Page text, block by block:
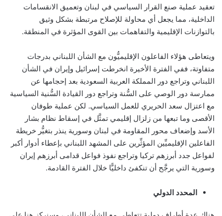
تعقيد عملية صنع القرار السياسي في لبنان وتعميق الانقسامات
الداخلية، مما يجعل أي محاولة للإصلاح مرتبطة بشكل وثيق
بالتوازنات الإقليمية والتفاهمات بين القوى المؤثرة في المنطقة.
ويتعاطى هؤلاء الفاعلون الإقليميُّون مع الشأن اللبناني بدرجات
متفاوتة، ففي الفترة الأخيرة انخرطت إسرائيل وإيران في الشأن
اللبناني وتراجع دور المملكة العربية السعودية بعد إحجامها عن
ممارسة دور الوصي على السُّنة وتراجع دور القيادة السُّنية السياسية
مع اعتزال سعد الحريري للعمل السياسي. لكن عملية طوفان
الأقصى وما تبعها من زلزال إقليمي تمثَّل في إسقاط نظام بشار
الأسد وإضعاف محور المقاومة في لبنان وسورية ينذر بتغيُّر خريطة
الفاعلين الإقليميِّين المؤثِّرين على المشهد اللبناني بإعطاء أدوار أكبر
لفواعل جدد أبرزهم تركيا وتراجع نفوذ فواعل قدامى أبرزهم إيران
وسورية التي يرجَّح أن تنكفئ داخليًّا خلال الفترة القادمة.
المحدد الدولي